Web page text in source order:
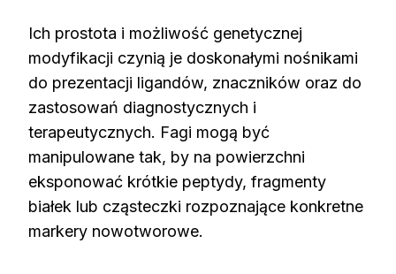
Ich prostota i możliwość genetycznej
modyfikacji czynią je doskonałymi nośnikami
do prezentacji ligandów, znaczników oraz do
zastosowań diagnostycznych i
terapeutycznych. Fagi mogą być
manipulowane tak, by na powierzchni
eksponować krótkie peptydy, fragmenty
białek lub cząsteczki rozpoznające konkretne
markery nowotworowe.